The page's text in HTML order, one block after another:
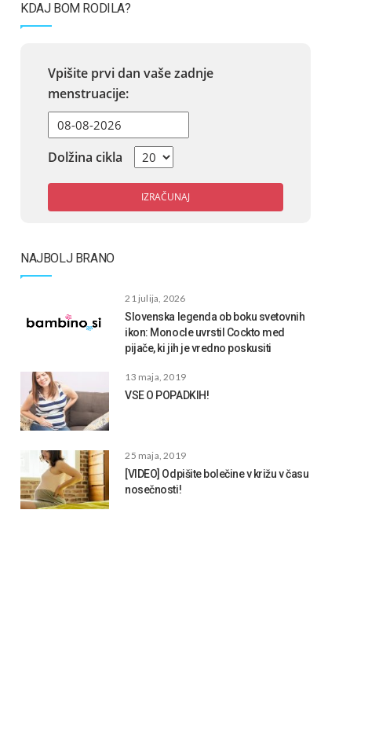
KDAJ BOM RODILA?
Vpišite prvi dan vaše zadnje
menstruacije:
Dolžina cikla
IZRAČUNAJ
NAJBOLJ BRANO
21 julija, 2026
Slovenska legenda ob boku svetovnih
ikon: Monocle uvrstil Cockto med
pijače, ki jih je vredno poskusiti
13 maja, 2019
VSE O POPADKIH!
25 maja, 2019
[VIDEO] Odpišite bolečine v križu v času
nosečnosti!